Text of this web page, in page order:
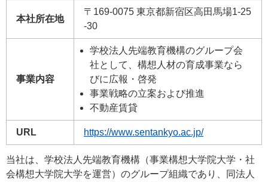
本社所在地
〒169-0075 東京都新宿区高田馬場1-25
-30
事業内容
学校法人先端教育機構のグループ会
社として、構想人材の育成事業なら
びに広報・啓発
事業戦略の立案および推進
不動産賃貸
URL https://www.sentankyo.ac.jp/
当社は、学校法人先端教育機構（事業構想大学院大学・社
会構想大学院大学を運営）のグループ組織であり、同法人